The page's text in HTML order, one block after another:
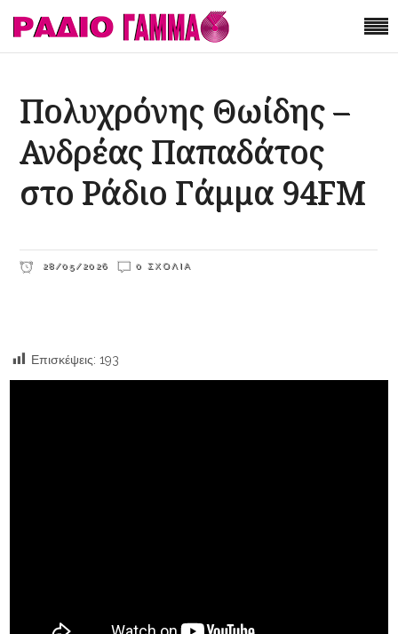
Πολυχρόνης Θωίδης –
Ανδρέας Παπαδάτος
στο Ράδιο Γάμμα 94FM
28/05/2026 0 ΣΧΌΛΙΑ
Επισκέψεις: 193